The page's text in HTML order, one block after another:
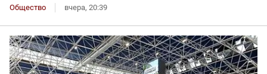
Общество вчера, 20:39